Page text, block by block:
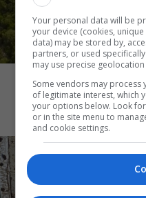
ΥΠΠΟ:
χώρος
Your personal data will be
your device (cookies,
data) may be stored by,
partners, or used
may use precise
Some vendors may
of legitimate interest, which
your options below. Look
or in the site menu to
and cookie settings.